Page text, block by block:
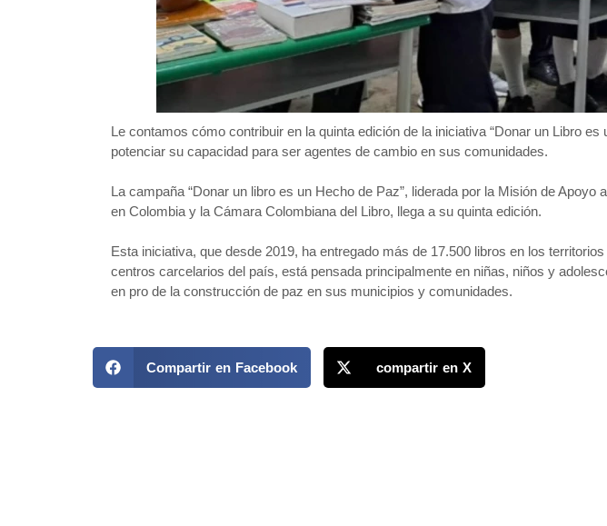
Le contamos cómo contribuir en la quinta edición de la iniciativa “Donar un Libro
potenciar su capacidad para ser agentes de cambio en sus comunidades.
La campaña “Donar un libro es un Hecho de Paz”, liderada por la Misión de
en Colombia y la Cámara Colombiana del Libro, llega a su quinta edición.
Esta iniciativa, que desde 2019, ha entregado más de 17.500 libros en los
centros carcelarios del país, está pensada principalmente en niñas, niños y
en pro de la construcción de paz en sus municipios y comunidades.
Compartir en Facebook compartir en X